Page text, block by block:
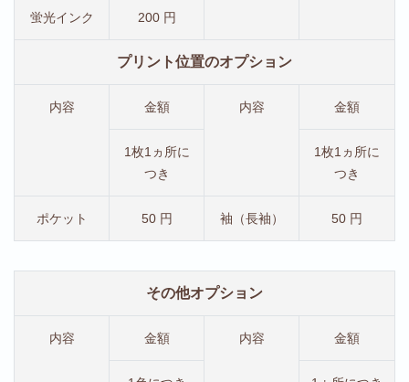
蛍光インク 200 円
プリント位置のオプション
内容 金額 内容 金額
1枚1ヵ所に
つき
1枚1ヵ所に
つき
ポケット 50 円 袖（長袖） 50 円
その他オプション
内容 金額 内容 金額